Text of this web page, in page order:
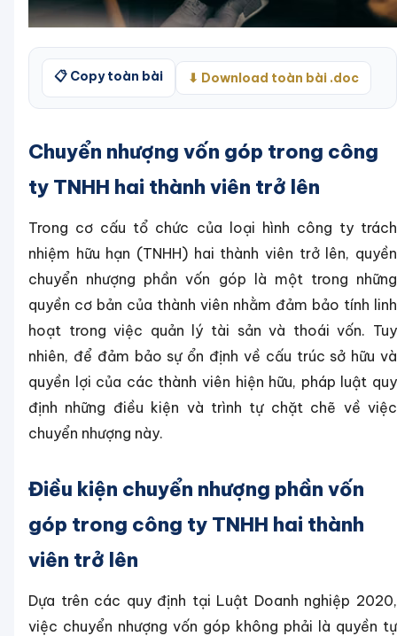
📋 Copy toàn bài ⬇ Download toàn bài .doc
Chuyển nhượng vốn góp trong công
ty TNHH hai thành viên trở lên
Trong cơ cấu tổ chức của loại hình công ty trách
nhiệm hữu hạn (TNHH) hai thành viên trở lên, quyền
chuyển nhượng phần vốn góp là một trong những
quyền cơ bản của thành viên nhằm đảm bảo tính linh
hoạt trong việc quản lý tài sản và thoái vốn. Tuy
nhiên, để đảm bảo sự ổn định về cấu trúc sở hữu và
quyền lợi của các thành viên hiện hữu, pháp luật quy
định những điều kiện và trình tự chặt chẽ về việc
chuyển nhượng này.
Điều kiện chuyển nhượng phần vốn
góp trong công ty TNHH hai thành
viên trở lên
Dựa trên các quy định tại Luật Doanh nghiệp 2020,
việc chuyển nhượng vốn góp không phải là quyền tự